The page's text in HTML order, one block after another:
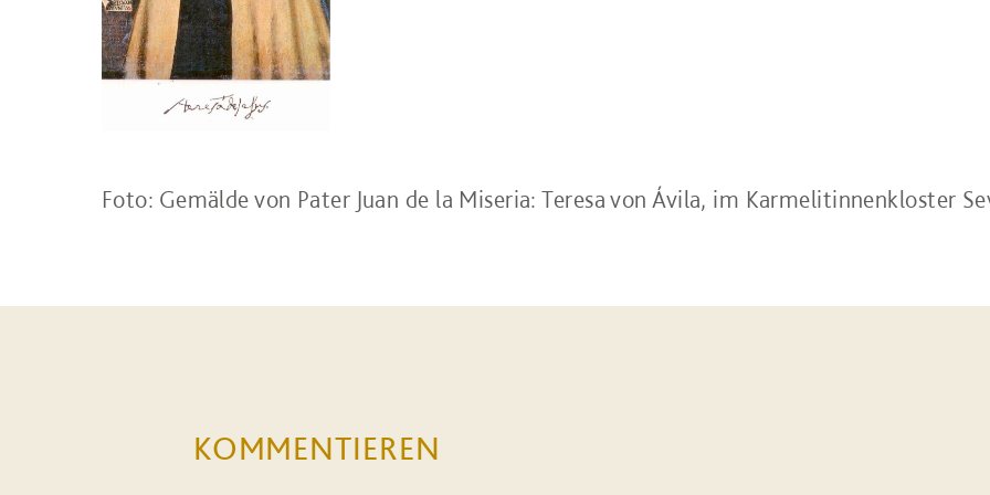
Foto: Gemälde von Pater Juan de la Miseria: Teresa von Ávila, im Karmelitinnenkloster
KOMMENTIEREN